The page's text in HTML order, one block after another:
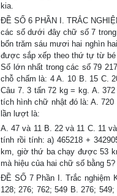
kia.
ĐỀ SỐ 6 PHẦN I. TRẮC
các số dưới đây chữ số 7
bốn trăm sáu mươi hai nghìn
được sắp xếp theo thứ tự từ bé
Số lớn nhất trong các số 79
chỗ chấm là: 4 A. 10 B. 15 C.
Câu 7. 3 tấn 72 kg = kg. A.
tích hình chữ nhật đó là: A.
lần lượt là:
A. 47 và 11 B. 22 và 11 C. 11
tính rồi tính: a) 465218 +
km, giờ thứ ba chạy được 53
mà hiệu của hai chữ số bằng 5?
ĐỀ SỐ 7 Phần I. Trắc nghiệm
128; 276; 762; 549 B. 276;